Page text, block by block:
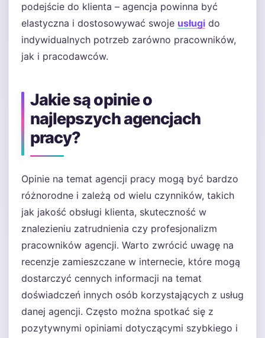
podejście do klienta – agencja powinna być
elastyczna i dostosowywać swoje usługi do
indywidualnych potrzeb zarówno pracowników,
jak i pracodawców.
Jakie są opinie o
najlepszych agencjach
pracy?
Opinie na temat agencji pracy mogą być bardzo
różnorodne i zależą od wielu czynników, takich
jak jakość obsługi klienta, skuteczność w
znalezieniu zatrudnienia czy profesjonalizm
pracowników agencji. Warto zwrócić uwagę na
recenzje zamieszczane w internecie, które mogą
dostarczyć cennych informacji na temat
doświadczeń innych osób korzystających z usług
danej agencji. Często można spotkać się z
pozytywnymi opiniami dotyczącymi szybkiego i